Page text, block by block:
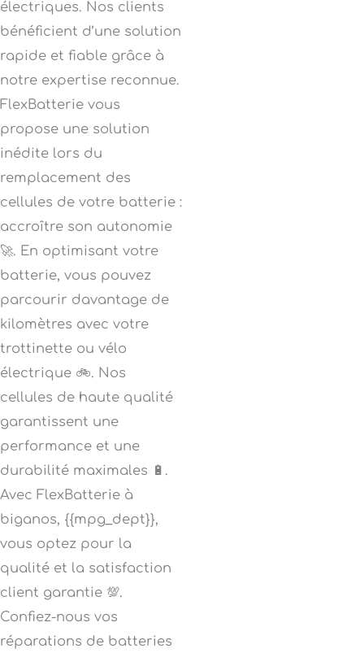
électriques. Nos clients
bénéficient d’une solution
rapide et fiable grâce à
notre expertise reconnue.
FlexBatterie vous
propose une solution
inédite lors du
remplacement des
cellules de votre batterie :
accroître son autonomie
🚀. En optimisant votre
batterie, vous pouvez
parcourir davantage de
kilomètres avec votre
trottinette ou vélo
électrique 🚲. Nos
cellules de haute qualité
garantissent une
performance et une
durabilité maximales 🔋.
Avec FlexBatterie à
biganos, {{mpg_dept}},
vous optez pour la
qualité et la satisfaction
client garantie 💯.
Confiez-nous vos
réparations de batteries